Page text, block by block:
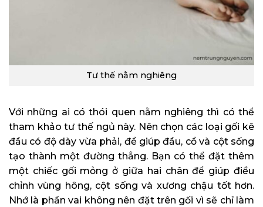
Tư thế nằm nghiêng
Với những ai có thói quen nằm nghiêng thì có thể
tham khảo tư thế ngủ này. Nên chọn các loại gối kê
đầu có độ dày vừa phải, để giúp đầu, cổ và cột sống
tạo thành một đường thẳng. Bạn có thể đặt thêm
một chiếc gối mỏng ở giữa hai chân để giúp điều
chỉnh vùng hông, cột sống và xương chậu tốt hơn.
Nhớ là phần vai không nên đặt trên gối vì sẽ chỉ làm